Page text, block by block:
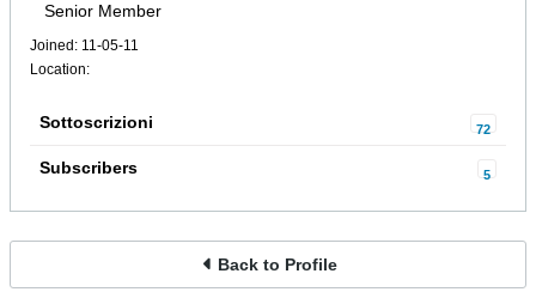
Senior Member
Joined: 11-05-11
Location:
Sottoscrizioni 72
Subscribers 5
Back to Profile